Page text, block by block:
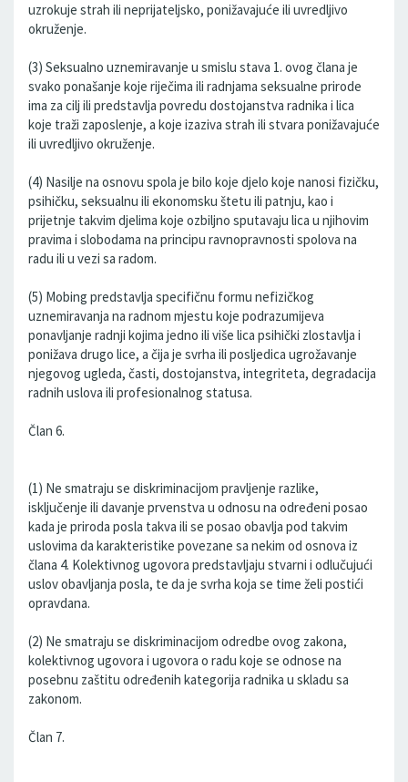
uzrokuje strah ili neprijateljsko, ponižavajuće ili uvredljivo
okruženje.
(3) Seksualno uznemiravanje u smislu stava 1. ovog člana je
svako ponašanje koje riječima ili radnjama seksualne prirode
ima za cilj ili predstavlja povredu dostojanstva radnika i lica
koje traži zaposlenje, a koje izaziva strah ili stvara ponižavajuće
ili uvredljivo okruženje.
(4) Nasilje na osnovu spola je bilo koje djelo koje nanosi fizičku,
psihičku, seksualnu ili ekonomsku štetu ili patnju, kao i
prijetnje takvim djelima koje ozbiljno sputavaju lica u njihovim
pravima i slobodama na principu ravnopravnosti spolova na
radu ili u vezi sa radom.
(5) Mobing predstavlja specifičnu formu nefizičkog
uznemiravanja na radnom mjestu koje podrazumijeva
ponavljanje radnji kojima jedno ili više lica psihički zlostavlja i
ponižava drugo lice, a čija je svrha ili posljedica ugrožavanje
njegovog ugleda, časti, dostojanstva, integriteta, degradacija
radnih uslova ili profesionalnog statusa.
Član 6.
(1) Ne smatraju se diskriminacijom pravljenje razlike,
isključenje ili davanje prvenstva u odnosu na određeni posao
kada je priroda posla takva ili se posao obavlja pod takvim
uslovima da karakteristike povezane sa nekim od osnova iz
člana 4. Kolektivnog ugovora predstavljaju stvarni i odlučujući
uslov obavljanja posla, te da je svrha koja se time želi postići
opravdana.
(2) Ne smatraju se diskriminacijom odredbe ovog zakona,
kolektivnog ugovora i ugovora o radu koje se odnose na
posebnu zaštitu određenih kategorija radnika u skladu sa
zakonom.
Član 7.